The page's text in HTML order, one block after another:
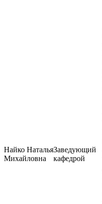
Найко Наталья
Михайловна
Заведующий
кафедрой